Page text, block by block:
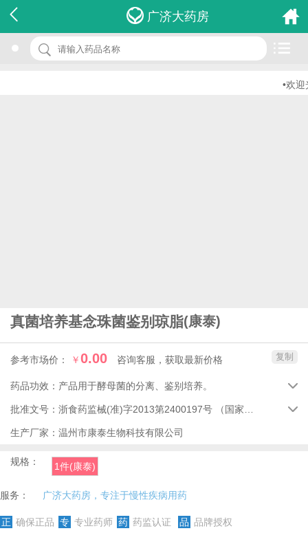
广济大药房
•欢迎
真菌培养基念珠菌鉴别琼脂(康泰)
参考市场价： ￥0.00 咨询客服，获取最新价格
名 称：真菌培养基念珠菌鉴别琼脂
品 牌：(康泰)
复制
药品功效： 产品用于酵母菌的分离、鉴别培养。 
批准文号： 浙食药监械(准)字2013第2400197号 （国家药品监督管理局） 
生产厂家： 温州市康泰生物科技有限公司
规格： 1件(康泰)
服务： 广济大药房，专注于慢性疾病用药
正 确保正品 专 专业药师 药 药监认证 品 品牌授权